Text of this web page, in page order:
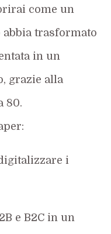
come un
abbia trasformato
in un
, grazie alla
80.
:
i
e B2C in un